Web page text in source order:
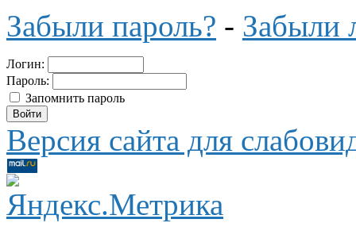
Забыли пароль? - Забыли
Логин:
Пароль:
Запомнить пароль
Версия сайта для